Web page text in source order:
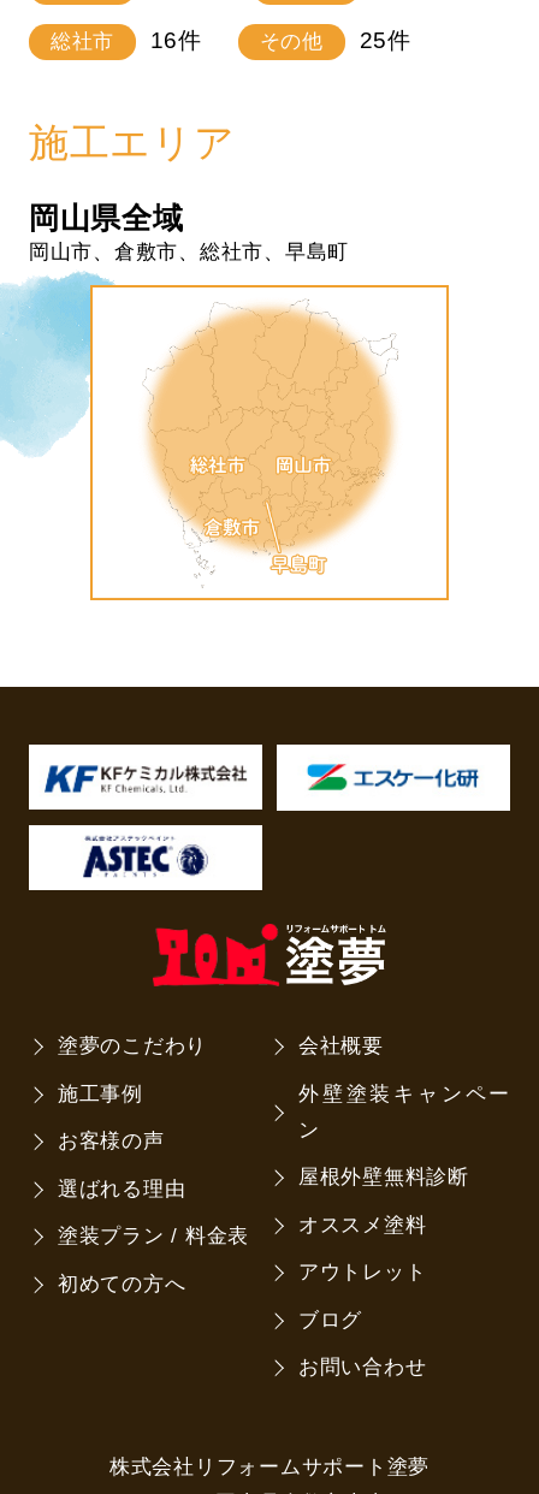
総社市 16件 その他 25件
施工エリア
岡山県全域
岡山市、倉敷市、総社市、早島町
塗夢のこだわり
施工事例
お客様の声
選ばれる理由
塗装プラン / 料金表
初めての方へ
会社概要
外壁塗装キャンペー
ン
屋根外壁無料診断
オススメ塗料
アウトレット
ブログ
お問い合わせ
株式会社リフォームサポート塗夢